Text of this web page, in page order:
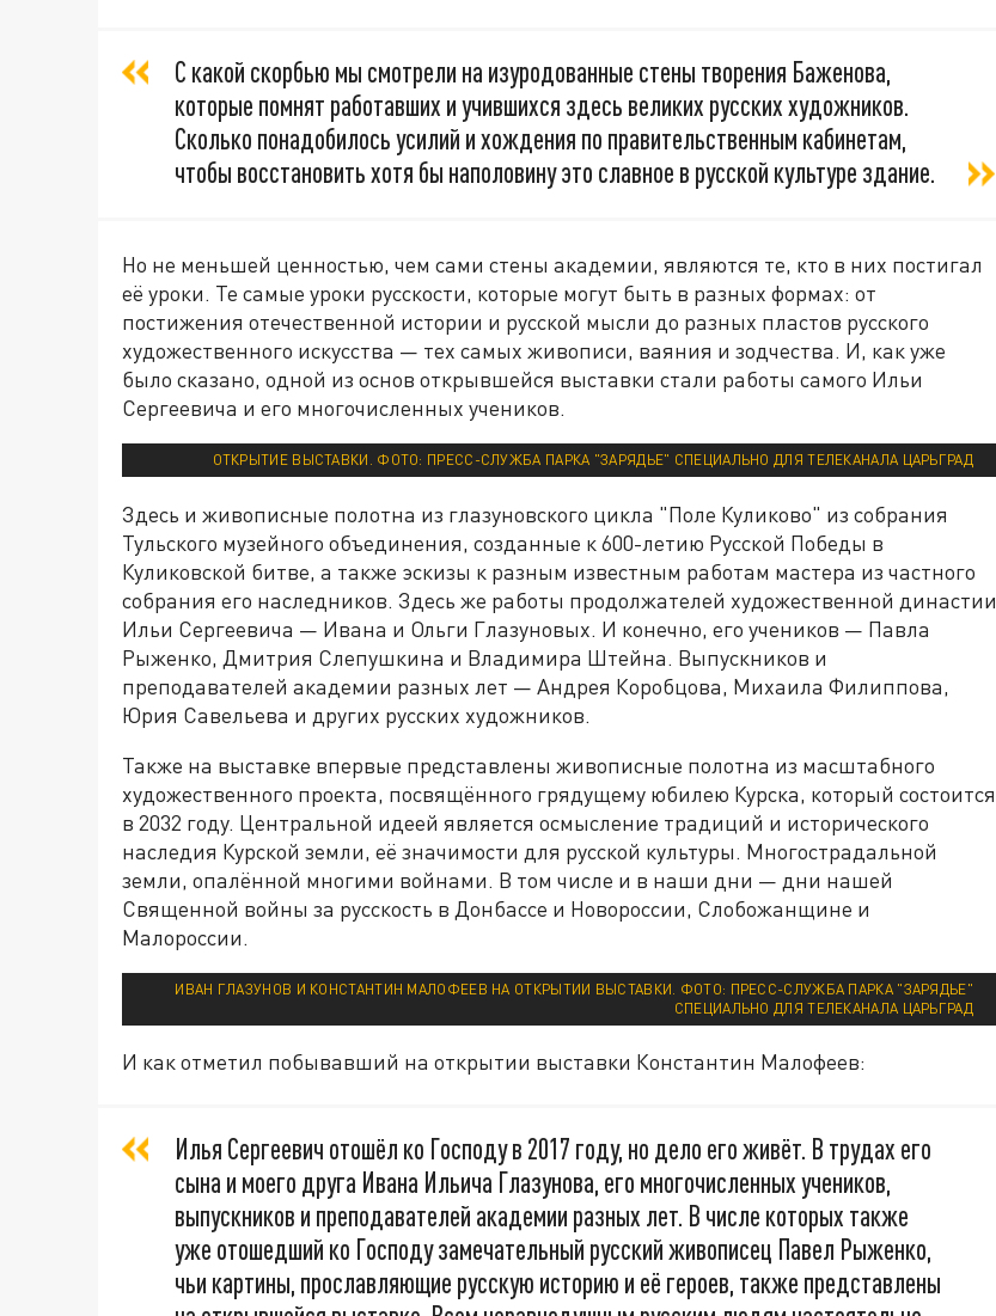
С какой скорбью мы смотрели на изуродованные стены творения Баженова,
которые помнят работавших и учившихся здесь великих русских художников.
Сколько понадобилось усилий и хождения по правительственным кабинетам,
чтобы восстановить хотя бы наполовину это славное в русской культуре здание.
Но не меньшей ценностью, чем сами стены академии, являются те, кто в них постигал
её уроки. Те самые уроки русскости, которые могут быть в разных формах: от
постижения отечественной истории и русской мысли до разных пластов русского
художественного искусства — тех самых живописи, ваяния и зодчества. И, как уже
было сказано, одной из основ открывшейся выставки стали работы самого Ильи
Сергеевича и его многочисленных учеников.
ОТКРЫТИЕ ВЫСТАВКИ. ФОТО: ПРЕСС-СЛУЖБА ПАРКА "ЗАРЯДЬЕ" СПЕЦИАЛЬНО ДЛЯ ТЕЛЕКАНАЛА ЦАРЬГРАД
Здесь и живописные полотна из глазуновского цикла "Поле Куликово" из собрания
Тульского музейного объединения, созданные к 600-летию Русской Победы в
Куликовской битве, а также эскизы к разным известным работам мастера из частного
собрания его наследников. Здесь же работы продолжателей художественной династии
Ильи Сергеевича — Ивана и Ольги Глазуновых. И конечно, его учеников — Павла
Рыженко, Дмитрия Слепушкина и Владимира Штейна. Выпускников и
преподавателей академии разных лет — Андрея Коробцова, Михаила Филиппова,
Юрия Савельева и других русских художников.
Также на выставке впервые представлены живописные полотна из масштабного
художественного проекта, посвящённого грядущему юбилею Курска, который состоится
в 2032 году. Центральной идеей является осмысление традиций и исторического
наследия Курской земли, её значимости для русской культуры. Многострадальной
земли, опалённой многими войнами. В том числе и в наши дни — дни нашей
Священной войны за русскость в Донбассе и Новороссии, Слобожанщине и
Малороссии.
ИВАН ГЛАЗУНОВ И КОНСТАНТИН МАЛОФЕЕВ НА ОТКРЫТИИ ВЫСТАВКИ. ФОТО: ПРЕСС-СЛУЖБА ПАРКА "ЗАРЯДЬЕ"
СПЕЦИАЛЬНО ДЛЯ ТЕЛЕКАНАЛА ЦАРЬГРАД
И как отметил побывавший на открытии выставки Константин Малофеев:
Илья Сергеевич отошёл ко Господу в 2017 году, но дело его живёт. В трудах его
сына и моего друга Ивана Ильича Глазунова, его многочисленных учеников,
выпускников и преподавателей академии разных лет. В числе которых также
уже отошедший ко Господу замечательный русский живописец Павел Рыженко,
чьи картины, прославляющие русскую историю и её героев, также представлены